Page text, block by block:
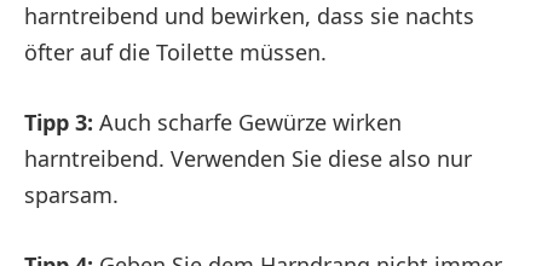
harntreibend und bewirken, dass sie nachts
öfter auf die Toilette müssen.
Tipp 3: Auch scharfe Gewürze wirken
harntreibend. Verwenden Sie diese also nur
sparsam.